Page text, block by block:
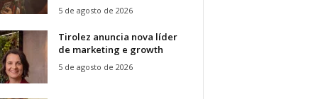
5 de agosto de 2026
Tirolez anuncia nova líder
de marketing e growth
5 de agosto de 2026